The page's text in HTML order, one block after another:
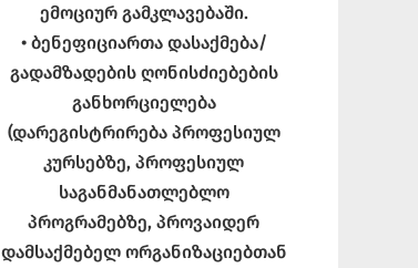
ემოციურ გამკლავებაში.
• ბენეფიციართა დასაქმება/
გადამზადების ღონისძიებების
განხორციელება
(დარეგისტრირება პროფესიულ
კურსებზე, პროფესიულ
საგანმანათლებლო
პროგრამებზე, პროვაიდერ
დამსაქმებელ ორგანიზაციებთან